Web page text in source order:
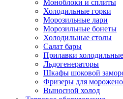
Моноблоки и сплиты
Холодильные горки
Морозильные лари
Морозильные бонеты
Холодильные столы
Салат бары
Прилавки холодильные
Льдогенераторы
Шкафы шоковой
Фризеры для
Выносной холод